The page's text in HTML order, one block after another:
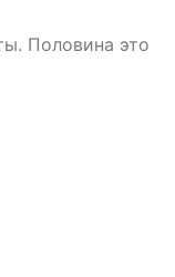
Половина это